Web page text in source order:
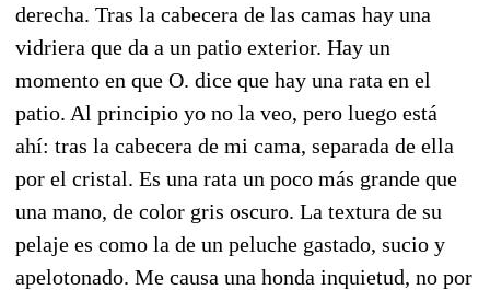
derecha. Tras la cabecera de las camas hay una
vidriera que da a un patio exterior. Hay un
momento en que O. dice que hay una rata en el
patio. Al principio yo no la veo, pero luego está
ahí: tras la cabecera de mi cama, separada de ella
por el cristal. Es una rata un poco más grande que
una mano, de color gris oscuro. La textura de su
pelaje es como la de un peluche gastado, sucio y
apelotonado. Me causa una honda inquietud, no por